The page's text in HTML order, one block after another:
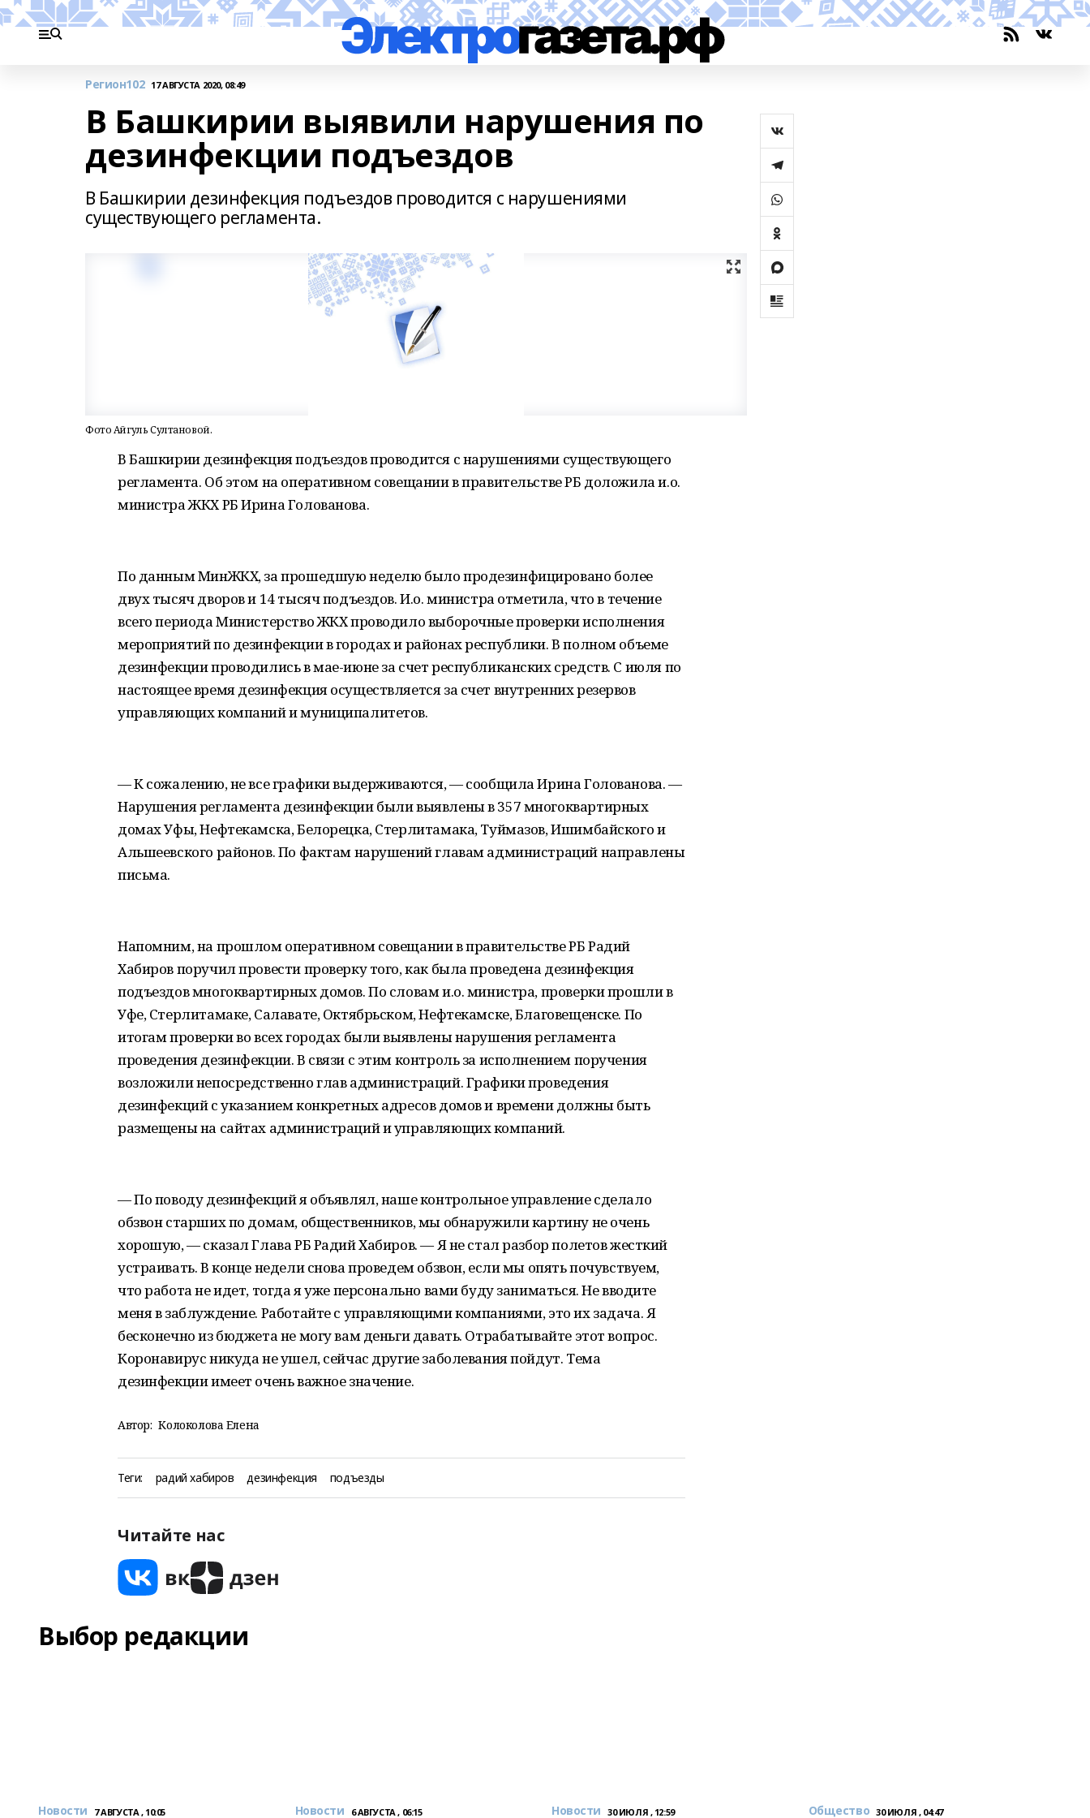
Регион102 17 АВГУСТА 2020, 08:49
В Башкирии выявили нарушения по
дезинфекции подъездов
В Башкирии дезинфекция подъездов проводится с нарушениями
существующего регламента.
Фото Айгуль Султановой.
В Башкирии дезинфекция подъездов проводится с нарушениями существующего
регламента. Об этом на оперативном совещании в правительстве РБ доложила и.о.
министра ЖКХ РБ Ирина Голованова.
По данным МинЖКХ, за прошедшую неделю было продезинфицировано более
двух тысяч дворов и 14 тысяч подъездов. И.о. министра отметила, что в течение
всего периода Министерство ЖКХ проводило выборочные проверки исполнения
мероприятий по дезинфекции в городах и районах республики. В полном объеме
дезинфекции проводились в мае-июне за счет республиканских средств. С июля по
настоящее время дезинфекция осуществляется за счет внутренних резервов
управляющих компаний и муниципалитетов.
— К сожалению, не все графики выдерживаются, — сообщила Ирина Голованова. —
Нарушения регламента дезинфекции были выявлены в 357 многоквартирных
домах Уфы, Нефтекамска, Белорецка, Стерлитамака, Туймазов, Ишимбайского и
Альшеевского районов. По фактам нарушений главам администраций направлены
письма.
Напомним, на прошлом оперативном совещании в правительстве РБ Радий
Хабиров поручил провести проверку того, как была проведена дезинфекция
подъездов многоквартирных домов. По словам и.о. министра, проверки прошли в
Уфе, Стерлитамаке, Салавате, Октябрьском, Нефтекамске, Благовещенске. По
итогам проверки во всех городах были выявлены нарушения регламента
проведения дезинфекции. В связи с этим контроль за исполнением поручения
возложили непосредственно глав администраций. Графики проведения
дезинфекций с указанием конкретных адресов домов и времени должны быть
размещены на сайтах администраций и управляющих компаний.
— По поводу дезинфекций я объявлял, наше контрольное управление сделало
обзвон старших по домам, общественников, мы обнаружили картину не очень
хорошую, — сказал Глава РБ Радий Хабиров. — Я не стал разбор полетов жесткий
устраивать. В конце недели снова проведем обзвон, если мы опять почувствуем,
что работа не идет, тогда я уже персонально вами буду заниматься. Не вводите
меня в заблуждение. Работайте с управляющими компаниями, это их задача. Я
бесконечно из бюджета не могу вам деньги давать. Отрабатывайте этот вопрос.
Коронавирус никуда не ушел, сейчас другие заболевания пойдут. Тема
дезинфекции имеет очень важное значение.
Автор: Колоколова Елена
Теги: радий хабиров дезинфекция подъезды
Читайте нас
Выбор редакции
Новости 7 АВГУСТА , 10:05 Новости 6 АВГУСТА , 06:15 Новости 30 ИЮЛЯ , 12:59 Общество 30 ИЮЛЯ , 04:47